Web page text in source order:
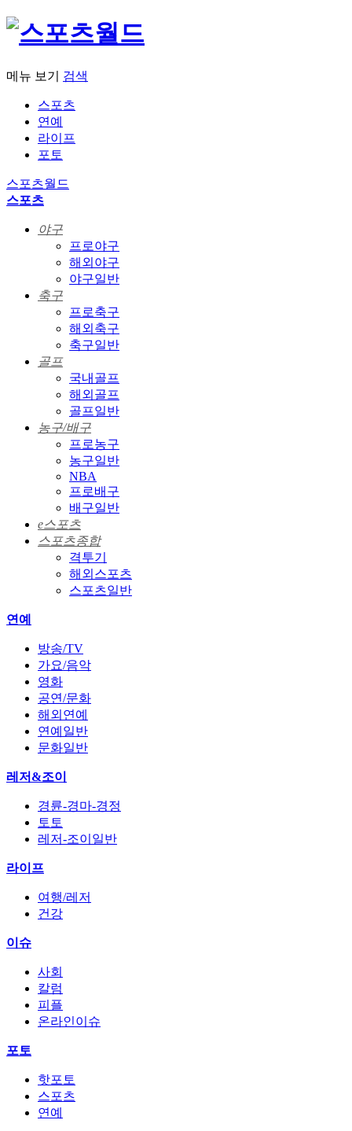
메뉴 보기 검색
스포츠
연예
라이프
포토
스포츠월드
스포츠
야구
프로야구
해외야구
야구일반
축구
프로축구
해외축구
축구일반
골프
국내골프
해외골프
골프일반
농구/배구
프로농구
농구일반
NBA
프로배구
배구일반
e스포츠
스포츠종합
격투기
해외스포츠
스포츠일반
연예
방송/TV
가요/음악
영화
공연/문화
해외연예
연예일반
문화일반
레저&조이
경륜-경마-경정
토토
레저-조이일반
라이프
여행/레저
건강
이슈
사회
칼럼
피플
온라인이슈
포토
핫포토
스포츠
연예